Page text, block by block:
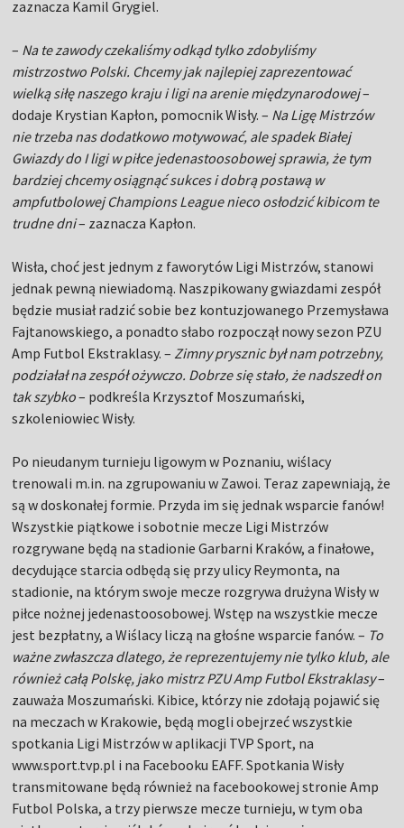
zaznacza Kamil Grygiel.
– Na te zawody czekaliśmy odkąd tylko zdobyliśmy
mistrzostwo Polski. Chcemy jak najlepiej zaprezentować
wielką siłę naszego kraju i ligi na arenie międzynarodowej–
dodaje Krystian Kapłon, pomocnik Wisły. – Na Ligę Mistrzów
nie trzeba nas dodatkowo motywować, ale spadek Białej
Gwiazdy do I ligi w piłce jedenastoosobowej sprawia, że tym
bardziej chcemy osiągnąć sukces i dobrą postawą w
ampfutbolowej Champions League nieco osłodzić kibicom te
trudne dni– zaznacza Kapłon.
Wisła, choć jest jednym z faworytów Ligi Mistrzów, stanowi
jednak pewną niewiadomą. Naszpikowany gwiazdami zespół
będzie musiał radzić sobie bez kontuzjowanego Przemysława
Fajtanowskiego, a ponadto słabo rozpoczął nowy sezon PZU
Amp Futbol Ekstraklasy. – Zimny prysznic był nam potrzebny,
podziałał na zespół ożywczo. Dobrze się stało, że nadszedł on
tak szybko– podkreśla Krzysztof Moszumański,
szkoleniowiec Wisły.
Po nieudanym turnieju ligowym w Poznaniu, wiślacy
trenowali m.in. na zgrupowaniu w Zawoi. Teraz zapewniają, że
są w doskonałej formie. Przyda im się jednak wsparcie fanów!
Wszystkie piątkowe i sobotnie mecze Ligi Mistrzów
rozgrywane będą na stadionie Garbarni Kraków, a finałowe,
decydujące starcia odbędą się przy ulicy Reymonta, na
stadionie, na którym swoje mecze rozgrywa drużyna Wisły w
piłce nożnej jedenastoosobowej. Wstęp na wszystkie mecze
jest bezpłatny, a Wiślacy liczą na głośne wsparcie fanów. – To
ważne zwłaszcza dlatego, że reprezentujemy nie tylko klub, ale
również całą Polskę, jako mistrz PZU Amp Futbol Ekstraklasy–
zauważa Moszumański. Kibice, którzy nie zdołają pojawić się
na meczach w Krakowie, będą mogli obejrzeć wszystkie
spotkania Ligi Mistrzów w aplikacji TVP Sport, na
www.sport.tvp.pl i na Facebooku EAFF. Spotkania Wisły
transmitowane będą również na facebookowej stronie Amp
Futbol Polska, a trzy pierwsze mecze turnieju, w tym oba